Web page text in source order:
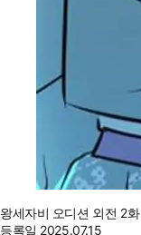
왕세자비 오디션 외전 2화
등록일 2025.07.15